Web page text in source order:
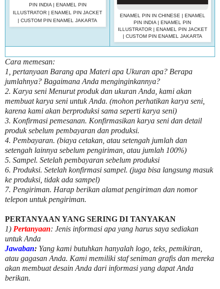
PIN INDIA | ENAMEL PIN
ILLUSTRATOR | ENAMEL PIN JACKET
| CUSTOM PIN ENAMEL JAKARTA
ENAMEL PIN IN CHINESE | ENAMEL
PIN INDIA | ENAMEL PIN
ILLUSTRATOR | ENAMEL PIN JACKET
| CUSTOM PIN ENAMEL JAKARTA
Cara memesan:
1, pertanyaan Barang apa Materi apa Ukuran apa? Berapa
jumlahnya? Bagaimana Anda menginginkannya?
2. Karya seni Menurut produk dan ukuran Anda, kami akan
membuat karya seni untuk Anda. (mohon perhatikan karya seni,
karena kami akan berproduksi sama seperti karya seni)
3. Konfirmasi pemesanan. Konfirmasikan karya seni dan detail
produk sebelum pembayaran dan produksi.
4. Pembayaran. (biaya cetakan, atau setengah jumlah dan
setengah lainnya sebelum pengiriman, atau jumlah 100%)
5. Sampel. Setelah pembayaran sebelum produksi
6. Produksi. Setelah konfirmasi sampel. (juga bisa langsung masuk
ke produksi, tidak ada sampel)
7. Pengiriman. Harap berikan alamat pengiriman dan nomor
telepon untuk pengiriman.
PERTANYAAN YANG SERING DI TANYAKAN
1) Pertanyaan: Jenis informasi apa yang harus saya sediakan
untuk Anda
Jawaban: Yang kami butuhkan hanyalah logo, teks, pemikiran,
atau gagasan Anda. Kami memiliki staf seniman grafis dan mereka
akan membuat desain Anda dari informasi yang dapat Anda
berikan.